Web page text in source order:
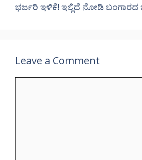
ಭರ್ಜರಿ ಇಳಿಕೆ! ಇಲ್ಲಿದೆ ನೋಡಿ ಬಂಗಾರದ
Leave a Comment